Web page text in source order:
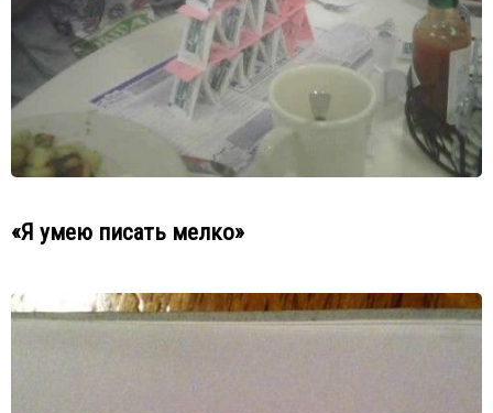
«Я умею писать мелко»